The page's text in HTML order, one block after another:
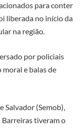
para conter
liberada no início da
na região.
por policiais
moral e balas de
Salvador (Semob),
Barreiras tiveram o